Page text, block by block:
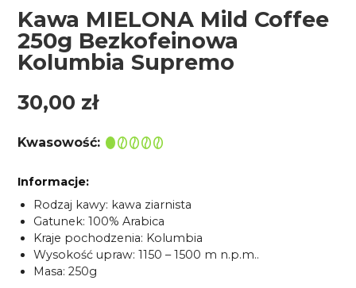
Kawa MIELONA Mild Coffee
250g Bezkofeinowa
Kolumbia Supremo
30,00 zł
Kwasowość:
Informacje:
Rodzaj kawy: kawa ziarnista
Gatunek: 100% Arabica
Kraje pochodzenia: Kolumbia
Wysokość upraw: 1150 – 1500 m n.p.m..
Masa: 250g